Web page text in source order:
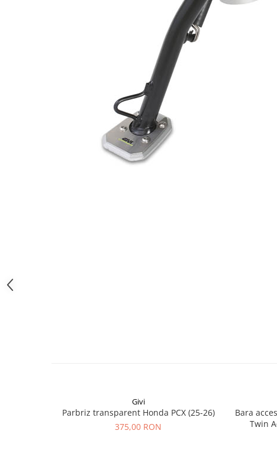
Givi
Parbriz transparent Honda PCX (25-26)
375,00 RON
Bara
Twin